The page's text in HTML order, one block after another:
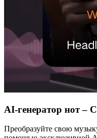
AI-генератор нот –
Преобразуйте свою